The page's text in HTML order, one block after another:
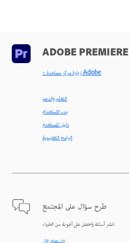
ADOBE PREMIERE
< زيارة مركز مساعدة Adobe
التعلّم والدعم
بدء الاستخدام
دليل المستخدم
البرامج التعليمية
طرح سؤال على المجتمع
انشر أسئلة واحصل على أجوبة من الخبراء.